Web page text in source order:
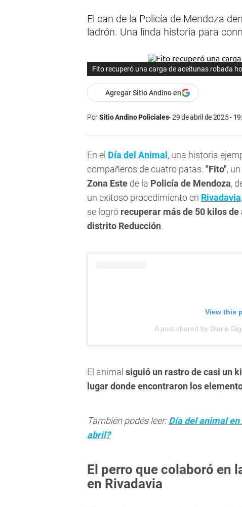
El can de la Policía de Mendoza
ladrón. Una linda historia para
Fito recuperó una carga de aceitunas robada
Agregar Sitio Andino en
PorSitio Andino Policiales 29 de abril de 2025 -
En el Día del Animal , una historia
compañeros de cuatro patas. "Fito",
Zona Este de la Policía de Mendoza,
un exitoso procedimiento en Rivadavia
se logró recuperar más de 50 kilos
distrito Reducción.
View this
A post shared by Diario
El animal siguió un rastro de casi un
lugar donde encontraron los
También podés leer:Día del animal
abril?
El perro que colaboró en
en Rivadavia